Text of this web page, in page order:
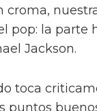
croma,
pop: la parte
Jackson.
toca
puntos